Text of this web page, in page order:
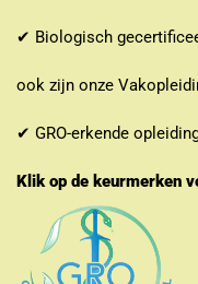
✔ Biologisch
ook zijn onze
✔ GRO-erkende
Klik op de keurmerken